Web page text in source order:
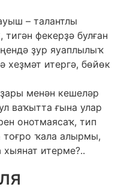
– талантлы
фекерҙә булған
ҙур яуаплылыҡ
хеҙмәт итергә, бөйөк
менән кешеләр
ваҡытта ғына улар
онотмаясаҡ, тип
тоғро ҡала алырмы,
итерме?..